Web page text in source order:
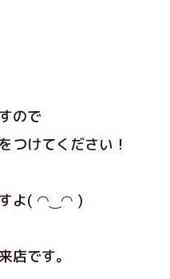
ので
つけてください！
すよ( ◠‿◠ )
店です。